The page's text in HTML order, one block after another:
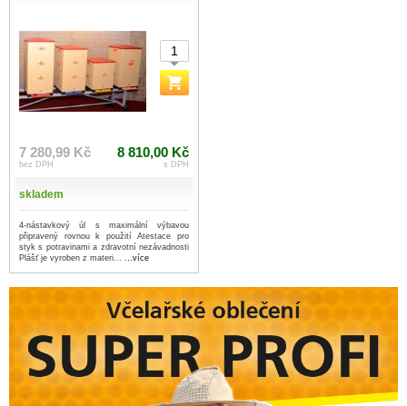
7 280,99 Kč
bez DPH
8 810,00 Kč
s DPH
skladem
4-nástavkový úl s maximální výbavou
připravený rovnou k použití Atestace pro
styk s potravinami a zdravotní nezávadnosti
Plášť je vyroben z materi... ...více